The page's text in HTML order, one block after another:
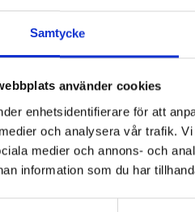
Samtycke
använder cookies
enhetsidentifierare för att
och analysera vår trafik.
medier och annons- och
information som du har